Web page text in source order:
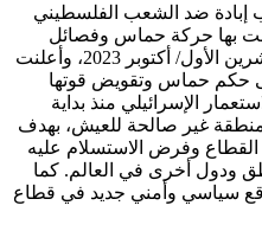
إبادة ضد الشعب الفلسطيني
بها حركة حماس وفصائل
فلسطينية أخرى، في السابع من تشرين الأول/ أكتوبر 2023، وأعلنت
حكم حماس وتقويض قوتها
الإسرائيلي منذ بداية
غير صالحة للعيش، بهدف
وفرض الاستسلام عليه
ودول أخرى في العالم. كما
سياسي وأمني جديد في قطاع